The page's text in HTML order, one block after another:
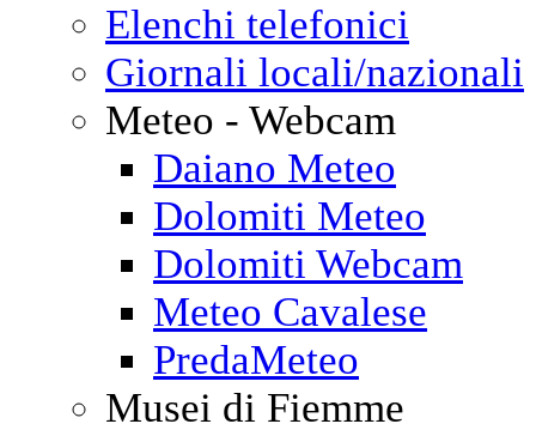
Elenchi telefonici
Giornali locali/nazionali
Meteo - Webcam
Daiano Meteo
Dolomiti Meteo
Dolomiti Webcam
Meteo Cavalese
PredaMeteo
Musei di Fiemme